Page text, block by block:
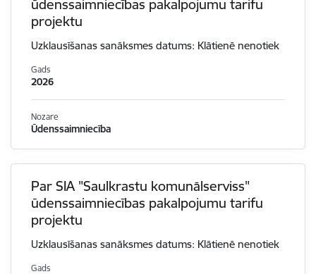
ūdenssaimniecības pakalpojumu tarifu
projektu
Uzklausīšanas sanāksmes datums: Klātienē nenotiek
Gads
2026
Nozare
Ūdenssaimniecība
Par SIA "Saulkrastu komunālserviss"
ūdenssaimniecības pakalpojumu tarifu
projektu
Uzklausīšanas sanāksmes datums: Klātienē nenotiek
Gads